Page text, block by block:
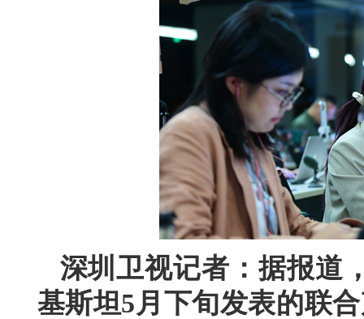
深圳卫视记者：据报道
基斯坦5月下旬发表的联